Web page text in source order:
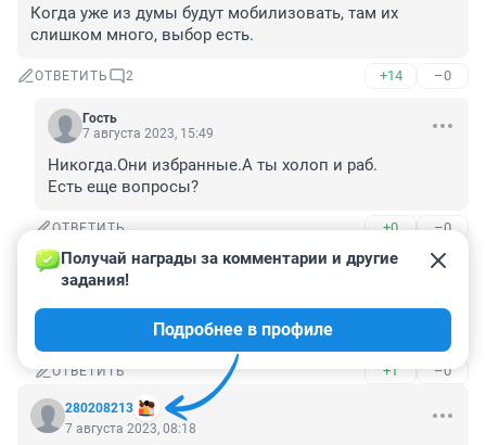
Когда уже из думы будут мобилизовать, там их
слишком много, выбор есть.
ОТВЕТИТЬ 2 +14 –0
Гость
7 августа 2023, 15:49
Никогда.Они избранные.А ты холоп и раб.
Есть еще вопросы?
ОТВЕТИТЬ +0 –0
Гость
8 августа 2023, 00:08
Когда ты не тут один писать будешь, а на улицы
миллионы выйдут.
ОТВЕТИТЬ +1 –0
280208213
Получай награды за комментарии и другие
задания!
Подробнее в профиле
7 августа 2023, 08:18